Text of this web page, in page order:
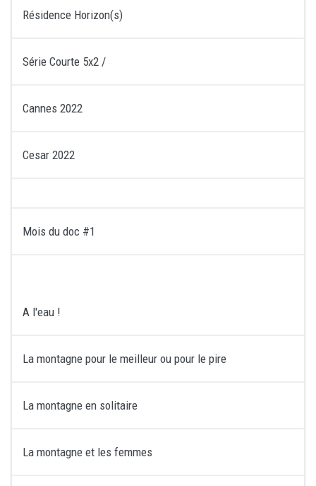
Résidence Horizon(s)
Série Courte 5x2 /
Cannes 2022
Cesar 2022
Mois du doc #1
A l'eau !
La montagne pour le meilleur ou pour le pire
La montagne en solitaire
La montagne et les femmes